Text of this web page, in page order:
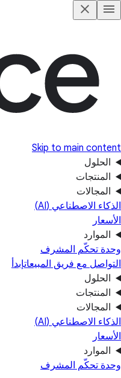
Skip to main content
الحلول
المنتجات
المجالات
الذكاء الاصطناعي (AI)
الأسعار
الموارد
وحدة تحكّم المشرف
التواصل مع فريق المبيعاتإبدأ
الحلول
المنتجات
المجالات
الذكاء الاصطناعي (AI)
الأسعار
الموارد
وحدة تحكّم المشرف